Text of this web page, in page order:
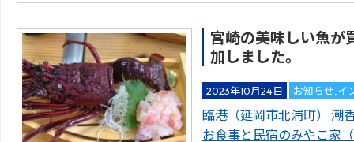
宮崎の美味しい魚が
加しました。
2023年10月24日 お知らせ イ
臨港（延岡市北浦町）
お食事と民宿のみやこ家